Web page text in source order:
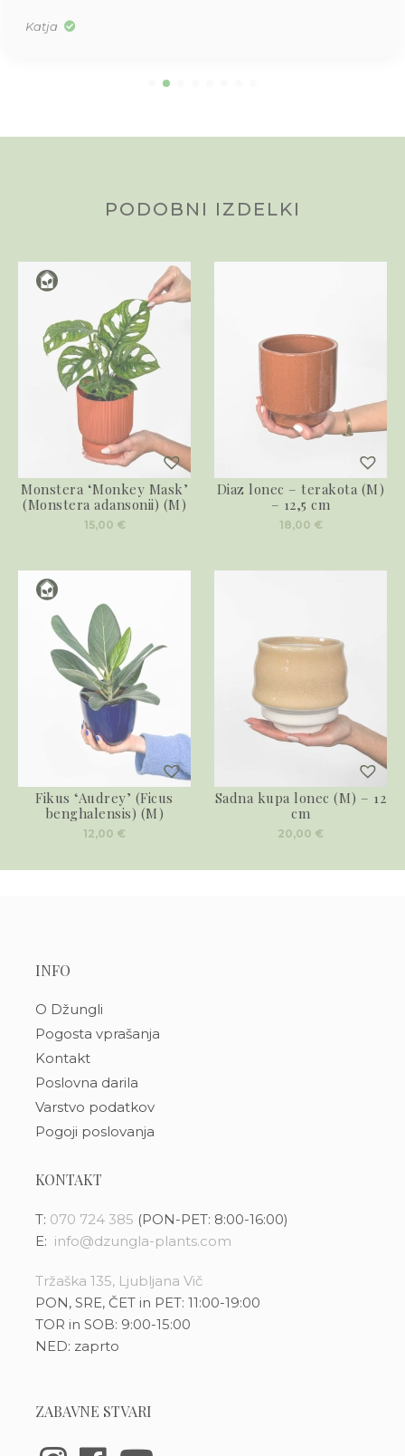
Katja
PODOBNI IZDELKI
Monstera ‘Monkey Mask’
(Monstera adansonii) (M)
15,00 €
Diaz lonec – terakota (M)
– 12,5 cm
18,00 €
Fikus ‘Audrey’ (Ficus
benghalensis) (M)
12,00 €
Sadna kupa lonec (M) – 12
cm
20,00 €
INFO
O Džungli
Pogosta vprašanja
Kontakt
Poslovna darila
Varstvo podatkov
Pogoji poslovanja
KONTAKT
T: 070 724 385 (PON-PET: 8:00-16:00)
E: info@dzungla-plants.com
Tržaška 135, Ljubljana Vič
PON, SRE, ČET in PET: 11:00-19:00
TOR in SOB: 9:00-15:00
NED: zaprto
ZABAVNE STVARI